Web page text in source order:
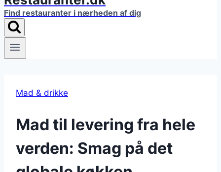
Find restauranter i nærheden af dig
Mad & drikke
Mad til levering fra hele
verden: Smag på det